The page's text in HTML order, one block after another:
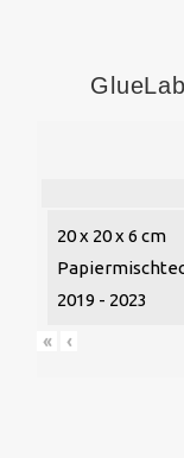
20 x 20 x 6 cm
2019 - 2023
« ‹